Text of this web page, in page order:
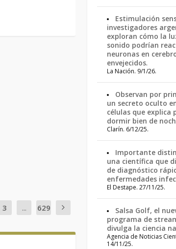
3 ... 629
Estimulación
investigadores
exploran cómo la
sonido podrían
neuronas en
envejecidos.
La Nación. 9/1/26.
Observan por
un secreto oculto
células que explica
dormir bien de
Clarín. 6/12/25.
Importante
una científica que
de diagnóstico
enfermedades
El Destape. 27/11/25.
Salsa Golf, el
programa de
divulga la ciencia
Agencia de Noticias
14/11/25.